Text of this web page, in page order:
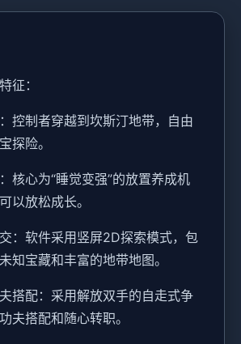
征：
控制者穿越到坎斯汀地带，自由
探险。
核心为“睡觉变强”的放置养成机
以放松成长。
：软件采用竖屏2D探索模式，包
知宝藏和丰富的地带地图。
搭配：采用解放双手的自走式争
夫搭配和随心转职。